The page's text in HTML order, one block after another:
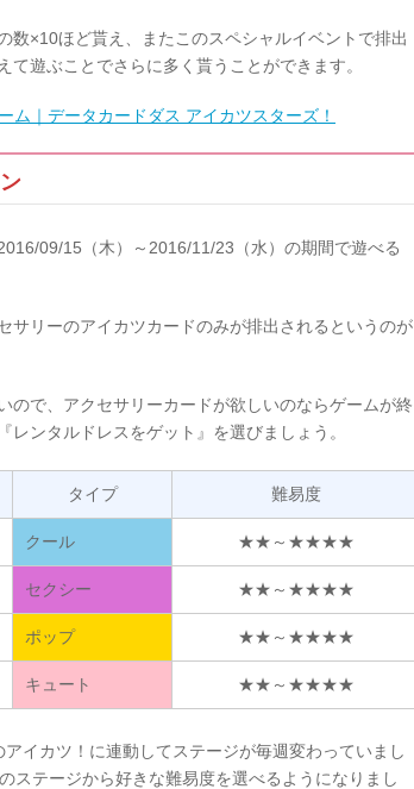
×10ほど貰え、またこのスペシャルイベントで排出
て遊ぶことでさらに多く貰うことができます。
ム｜データカードダス アイカツスターズ！
09/15（木）～2016/11/23（水）の期間で遊べる
サリーのアイカツカードのみが排出されるというのが
ので、アクセサリーカードが欲しいのならゲームが終
ンタルドレスをゲット』を選びましょう。
タイプ 難易度
クール ★★～★★★★
セクシー ★★～★★★★
ポップ ★★～★★★★
キュート ★★～★★★★
イカツ！に連動してステージが毎週変わっていまし
ステージから好きな難易度を選べるようになりまし